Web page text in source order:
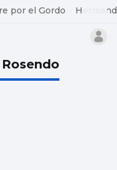
por el Gordo